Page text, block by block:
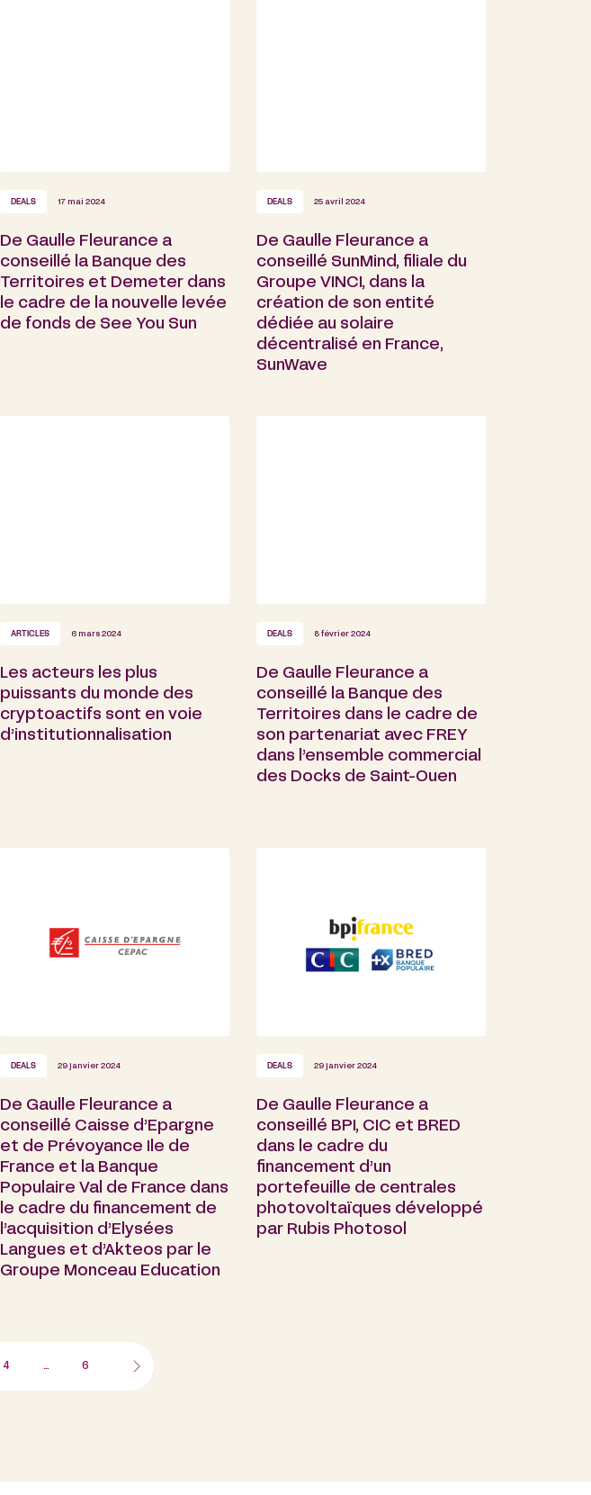
DEALS 17 mai 2024
De Gaulle Fleurance a
conseillé la Banque des
Territoires et Demeter dans
le cadre de la nouvelle levée
de fonds de See You Sun
DEALS 25 avril 2024
De Gaulle Fleurance a
conseillé SunMind, filiale du
Groupe VINCI, dans la
création de son entité
dédiée au solaire
décentralisé en France,
SunWave
ARTICLES 6 mars 2024
Les acteurs les plus
puissants du monde des
cryptoactifs sont en voie
d’institutionnalisation
DEALS 8 février 2024
De Gaulle Fleurance a
conseillé la Banque des
Territoires dans le cadre de
son partenariat avec FREY
dans l’ensemble commercial
des Docks de Saint-Ouen
DEALS 29 janvier 2024
De Gaulle Fleurance a
conseillé Caisse d’Epargne
et de Prévoyance Ile de
France et la Banque
Populaire Val de France dans
le cadre du financement de
l’acquisition d’Elysées
Langues et d’Akteos par le
Groupe Monceau Education
DEALS 29 janvier 2024
De Gaulle Fleurance a
conseillé BPI, CIC et BRED
dans le cadre du
financement d’un
portefeuille de centrales
photovoltaïques développé
par Rubis Photosol
4 … 6